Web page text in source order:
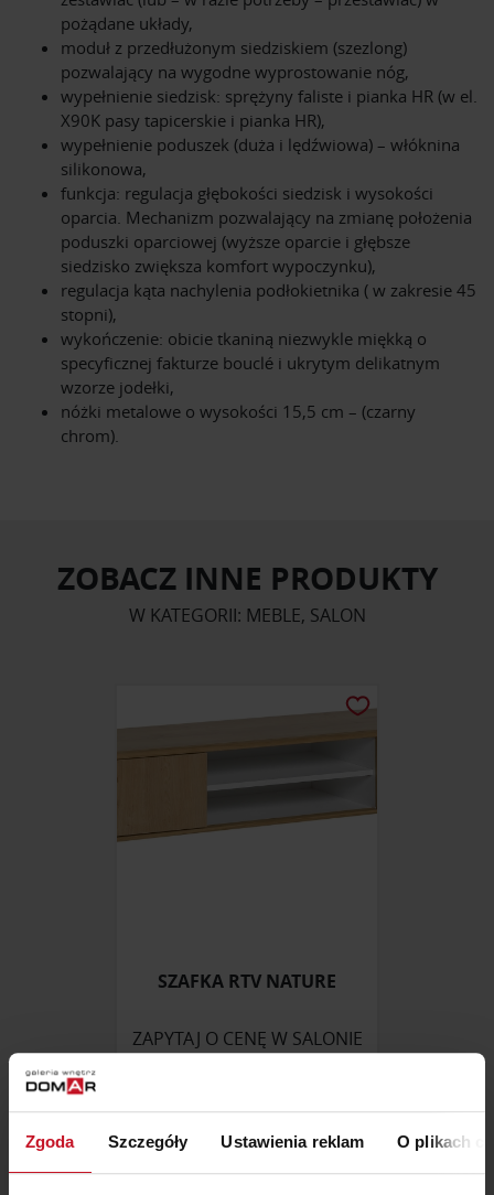
Zgoda Szczegóły Ustawienia reklam O plikach
pożądane układy,
moduł z przedłużonym siedziskiem (szezlong)
pozwalający na wygodne wyprostowanie nóg,
wypełnienie siedzisk: sprężyny faliste i pianka HR (w el.
X90K pasy tapicerskie i pianka HR),
wypełnienie poduszek (duża i lędźwiowa) – włóknina
silikonowa,
funkcja: regulacja głębokości siedzisk i wysokości
oparcia. Mechanizm pozwalający na zmianę położenia
poduszki oparciowej (wyższe oparcie i głębsze
siedzisko zwiększa komfort wypoczynku),
regulacja kąta nachylenia podłokietnika ( w zakresie 45
stopni),
wykończenie: obicie tkaniną niezwykle miękką o
specyficznej fakturze bouclé i ukrytym delikatnym
wzorze jodełki,
nóżki metalowe o wysokości 15,5 cm – (czarny
chrom).
ZOBACZ INNE PRODUKTY
W KATEGORII: MEBLE, SALON
SZAFKA RTV NATURE
ZAPYTAJ O CENĘ W SALONIE